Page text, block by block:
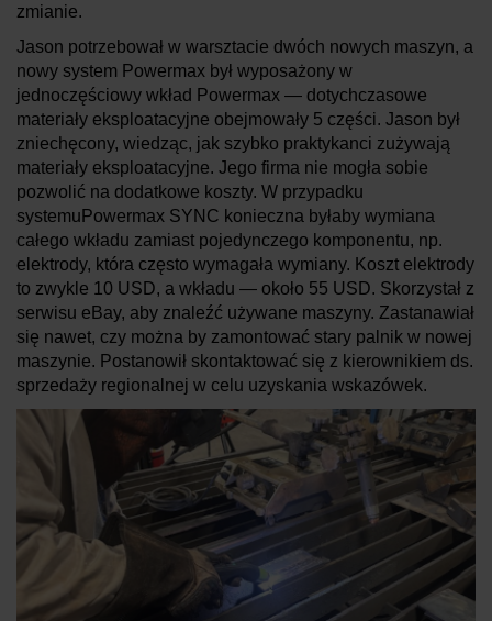
zmianie.
Jason potrzebował w warsztacie dwóch nowych maszyn, a
nowy system Powermax był wyposażony w
jednoczęściowy wkład Powermax — dotychczasowe
materiały eksploatacyjne obejmowały 5 części. Jason był
zniechęcony, wiedząc, jak szybko praktykanci zużywają
materiały eksploatacyjne. Jego firma nie mogła sobie
pozwolić na dodatkowe koszty. W przypadku
systemuPowermax SYNC konieczna byłaby wymiana
całego wkładu zamiast pojedynczego komponentu, np.
elektrody, która często wymagała wymiany. Koszt elektrody
to zwykle 10 USD, a wkładu — około 55 USD. Skorzystał z
serwisu eBay, aby znaleźć używane maszyny. Zastanawiał
się nawet, czy można by zamontować stary palnik w nowej
maszynie. Postanowił skontaktować się z kierownikiem ds.
sprzedaży regionalnej w celu uzyskania wskazówek.